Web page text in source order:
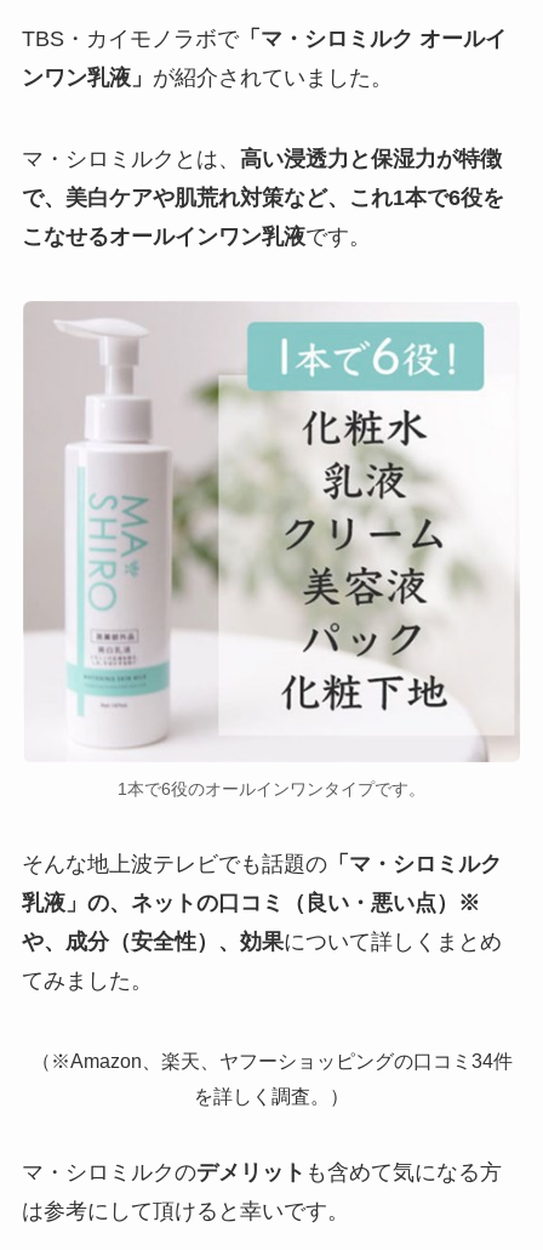
TBS・カイモノラボで「マ・シロミルク オールイ
ンワン乳液」 が紹介されていました。
マ・シロミルクとは、 高い浸透力と保湿力が特徴
で、美白ケアや肌荒れ対策など、これ1本で6役を
こなせるオールインワン乳液です。
1本で6役のオールインワンタイプです。
そんな地上波テレビでも話題の「マ・シロミルク
乳液」の、ネットの口コミ（良い・悪い点）※
や、成分（安全性）、効果について詳しくまとめ
てみました。
（※Amazon、楽天、ヤフーショッピングの口コミ34件
を詳しく調査。）
マ・シロミルクのデメリット も含めて気になる方
は参考にして頂けると幸いです。